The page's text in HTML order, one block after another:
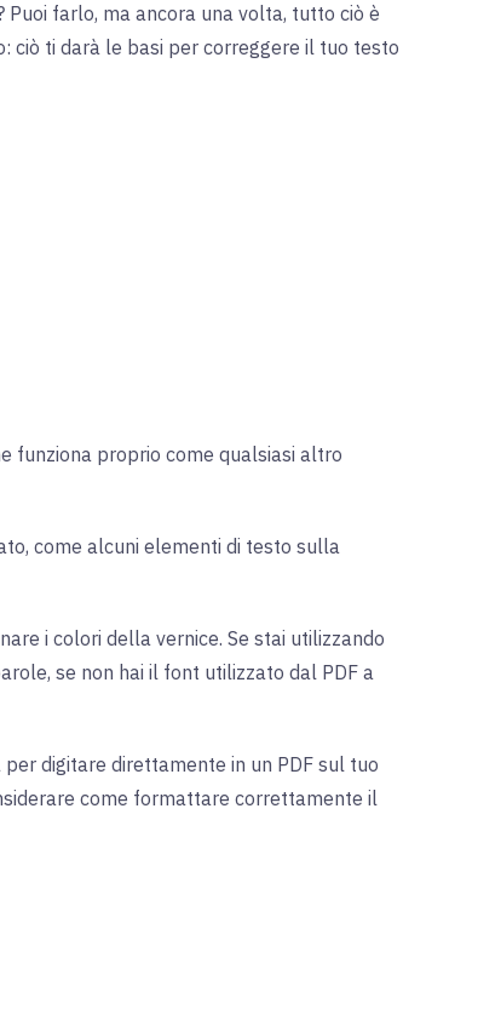
farlo, ma ancora una volta, tutto ciò è
ciò ti darà le basi per correggere il tuo testo
funziona proprio come qualsiasi altro
come alcuni elementi di testo sulla
i colori della vernice. Se stai utilizzando
se non hai il font utilizzato dal PDF a
digitare direttamente in un PDF sul tuo
come formattare correttamente il